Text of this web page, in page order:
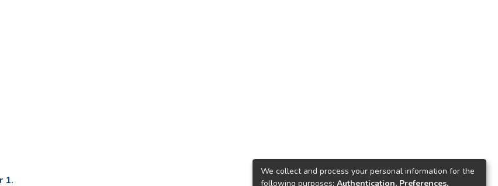
1.
We collect and process your personal information for the
following purposes: Authentication, Preferences,